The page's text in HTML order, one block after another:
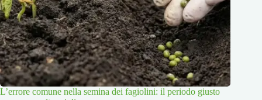
L’errore comune nella semina dei fagiolini: il periodo giusto